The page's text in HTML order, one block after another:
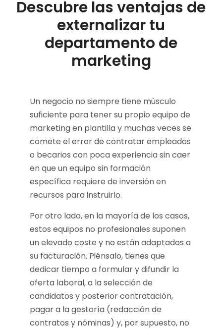
Descubre las ventajas de
externalizar tu
departamento de
marketing
Un negocio no siempre tiene músculo
suficiente para tener su propio equipo de
marketing en plantilla y muchas veces se
comete el error de contratar empleados
o becarios con poca experiencia sin caer
en que un equipo sin formación
específica requiere de inversión en
recursos para instruirlo.
Por otro lado, en la mayoría de los casos,
estos equipos no profesionales suponen
un elevado coste y no están adaptados a
su facturación. Piénsalo, tienes que
dedicar tiempo a formular y difundir la
oferta laboral, a la selección de
candidatos y posterior contratación,
pagar a la gestoría (redacción de
contratos y nóminas) y, por supuesto, no